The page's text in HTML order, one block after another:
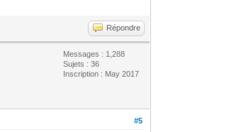
Répondre
Messages : 1,288
Sujets : 36
Inscription : May 2017
#5